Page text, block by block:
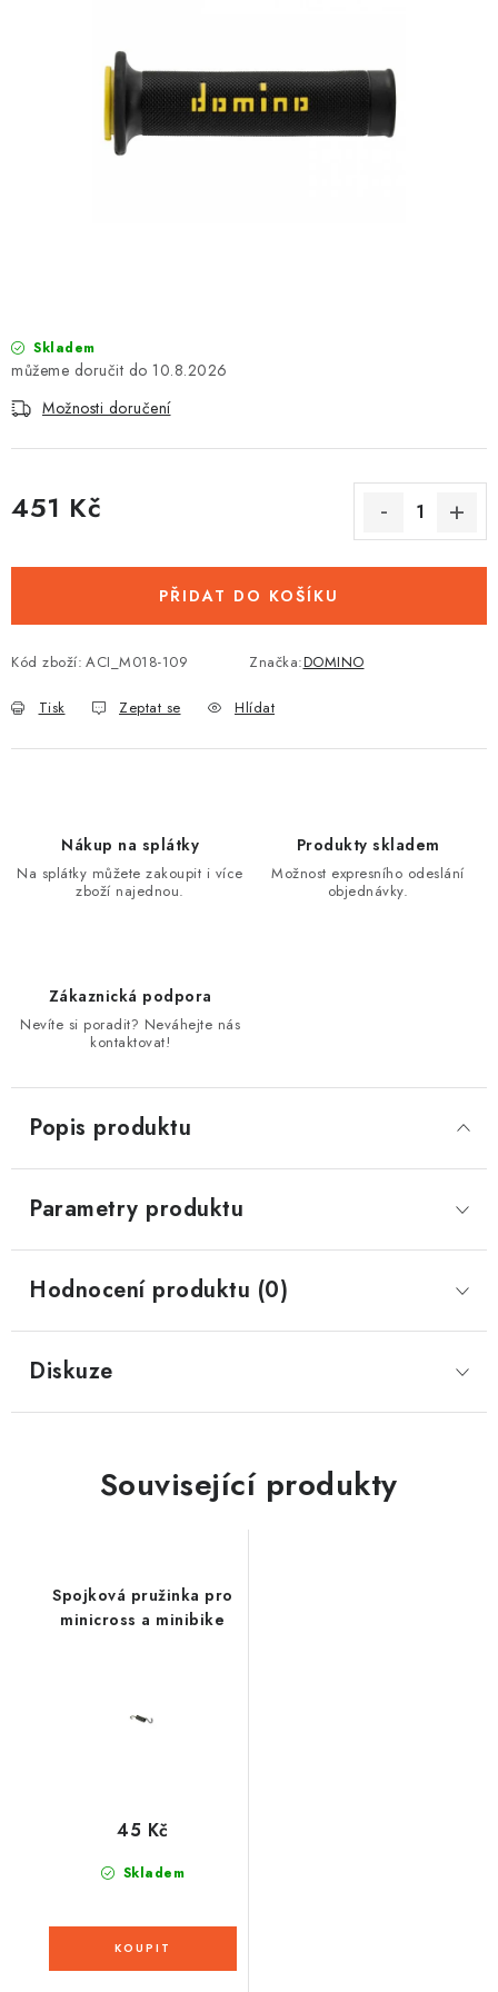
TIP NA DÁRKY
NÁPLNĚ A KAPALINY
Podmínky ochrany osobních údajů
Skladem
10.8.2026
Možnosti doručení
451 Kč
PŘIDAT DO KOŠÍKU
Kód zboží: ACI_M018-109 Značka:DOMINO
Tisk Zeptat se Hlídat
Nákup na splátky
Na splátky můžete zakoupit i více
zboží najednou.
Produkty skladem
Možnost expresního odeslání
objednávky.
Zákaznická podpora
Nevíte si poradit? Neváhejte nás
kontaktovat!
Popis produktu
Parametry produktu
Hodnocení produktu (0)
Diskuze
Související produkty
Spojková pružinka pro
minicross a minibike
Skladem
45 Kč